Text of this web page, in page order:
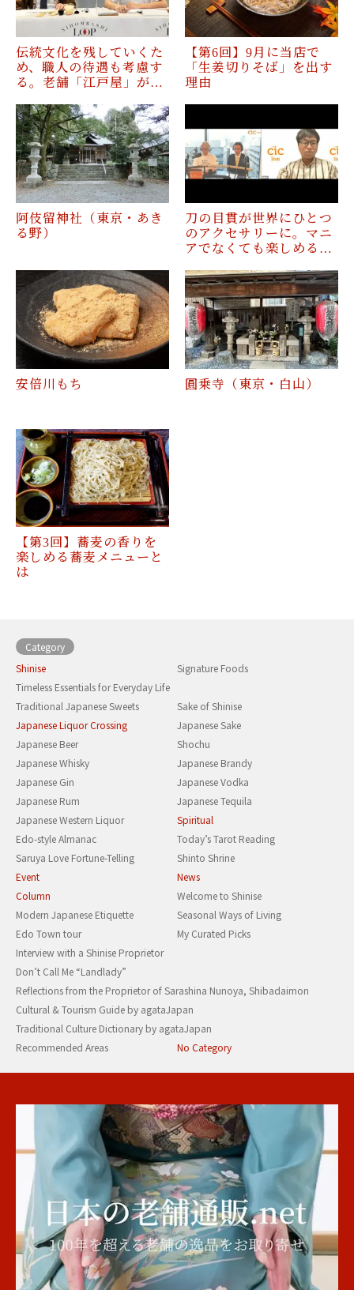
伝統文化を残していくた
め、職人の待遇も考慮す
る。老舗「江戸屋」が…
【第6回】9月に当店で
「生姜切りそば」を出す
理由
阿伎留神社（東京・あき
る野）
刀の目貫が世界にひとつ
のアクセサリーに。マニ
アでなくても楽しめる…
安倍川もち 圓乗寺（東京・白山）
【第3回】蕎麦の香りを
楽しめる蕎麦メニューと
は
Category
Shinise
Signature Foods
Timeless Essentials for Everyday Life
Traditional Japanese Sweets
Sake of Shinise
Japanese Liquor Crossing
Japanese Sake
Japanese Beer
Shochu
Japanese Whisky
Japanese Brandy
Japanese Gin
Japanese Vodka
Japanese Rum
Japanese Tequila
Japanese Western Liquor
Spiritual
Edo-style Almanac
Today’s Tarot Reading
Saruya Love Fortune-Telling
Shinto Shrine
Event
News
Column
Welcome to Shinise
Modern Japanese Etiquette
Seasonal Ways of Living
Edo Town tour
My Curated Picks
Interview with a Shinise Proprietor
Don’t Call Me “Landlady”
Reflections from the Proprietor of Sarashina Nunoya, Shibadaimon
Cultural & Tourism Guide by agataJapan
Traditional Culture Dictionary by agataJapan
Recommended Areas
No Category